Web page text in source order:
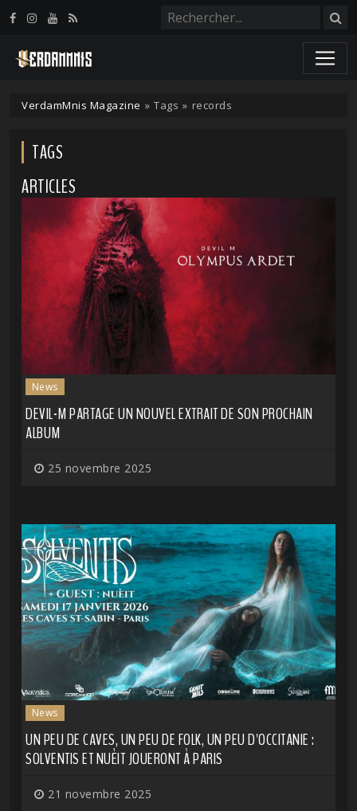
VerdamMnis Magazine » Tags » records
TAGS
ARTICLES
News
DEVIL-M PARTAGE UN NOUVEL EXTRAIT DE SON PROCHAIN
ALBUM
25 novembre 2025
News
UN PEU DE CAVES, UN PEU DE FOLK, UN PEU D'OCCITANIE :
SOLVENTIS ET NUÈIT JOUERONT À PARIS
21 novembre 2025
Panneau de gestion des cookies